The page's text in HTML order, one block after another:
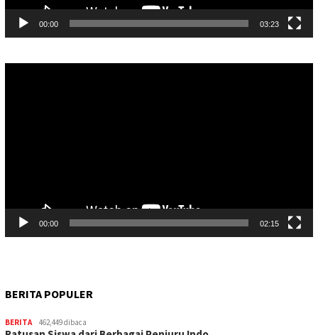
00:00 03:23
00:00 02:15
BERITA POPULER
BERITA 462,449 dibaca